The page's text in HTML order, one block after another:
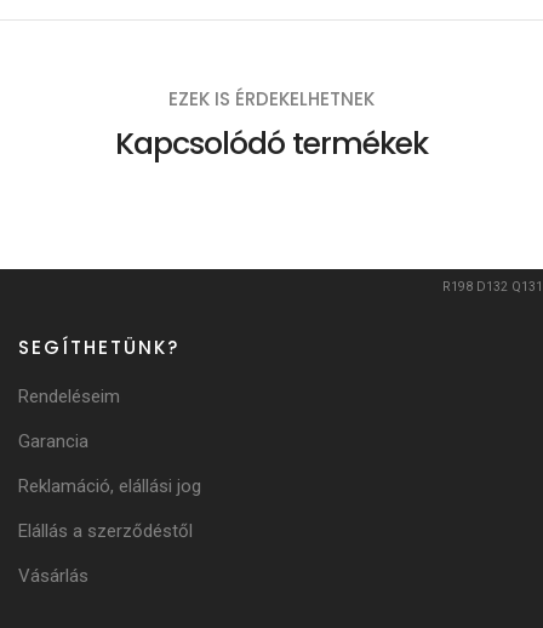
EZEK IS ÉRDEKELHETNEK
Kapcsolódó termékek
R198 D132 Q131
SEGÍTHETÜNK?
Rendeléseim
Garancia
Reklamáció, elállási jog
Elállás a szerződéstől
Vásárlás